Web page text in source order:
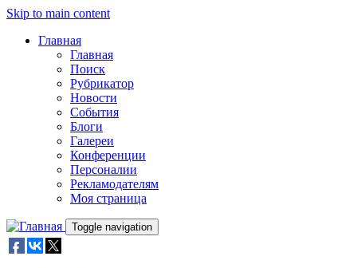
Skip to main content
Главная
Главная
Поиск
Рубрикатор
Новости
События
Блоги
Галереи
Конференции
Персоналии
Рекламодателям
Моя страница
Toggle navigation